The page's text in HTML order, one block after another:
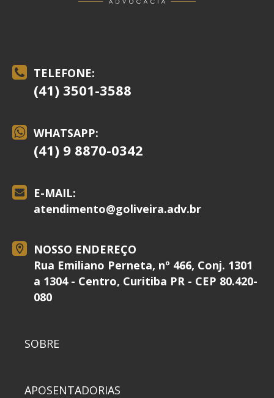
TELEFONE:
(41) 3501-3588
WHATSAPP:
(41) 9 8870-0342
E-MAIL:
atendimento@goliveira.adv.br
NOSSO ENDEREÇO
Rua Emiliano Perneta, nº 466, Conj. 1301
a 1304 - Centro, Curitiba PR - CEP 80.420-
080
SOBRE
APOSENTADORIAS